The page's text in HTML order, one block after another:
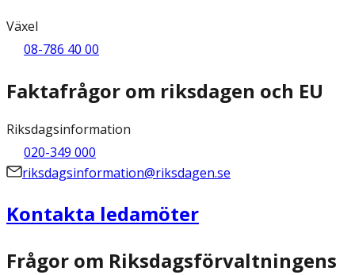
Växel
08-786 40 00
Faktafrågor om riksdagen och EU
Riksdagsinformation
020-349 000
riksdagsinformation@riksdagen.se
Kontakta ledamöter
Frågor om Riksdagsförvaltningens